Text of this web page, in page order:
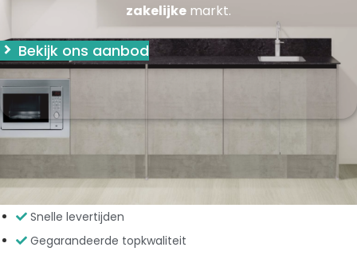
zakelijke markt.
Bekijk ons aanbod
Snelle levertijden
Gegarandeerde topkwaliteit